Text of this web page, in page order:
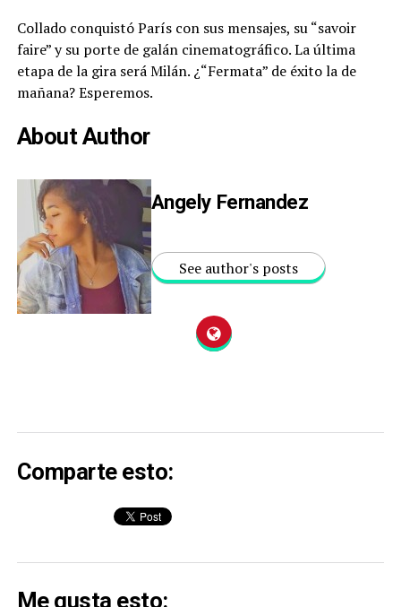
Collado conquistó París con sus mensajes, su “savoir
faire” y su porte de galán cinematográfico. La última
etapa de la gira será Milán. ¿“Fermata” de éxito la de
mañana? Esperemos.
About Author
Angely Fernandez
See author's posts
Comparte esto:
Me gusta esto: